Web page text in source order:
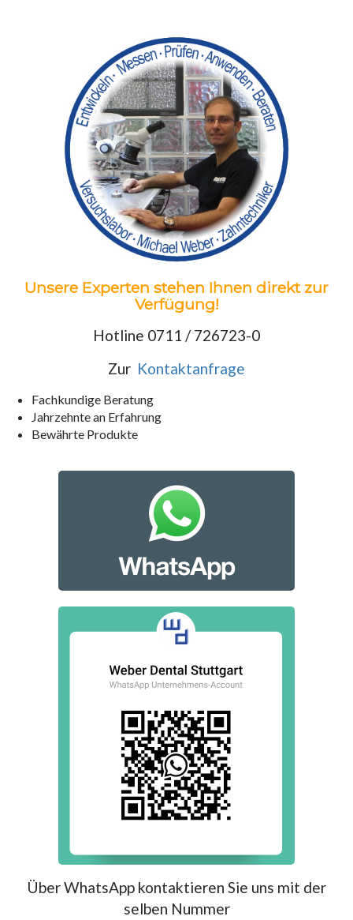
Unsere Experten stehen Ihnen direkt zur
Verfügung!
Hotline 0711 / 726723-0
Zur Kontaktanfrage
Fachkundige Beratung
Jahrzehnte an Erfahrung
Bewährte Produkte
Über WhatsApp kontaktieren Sie uns mit der
selben Nummer